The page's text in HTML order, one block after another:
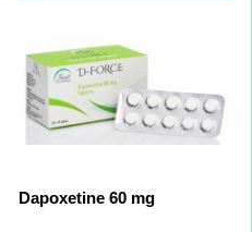
Dapoxetine 60 mg